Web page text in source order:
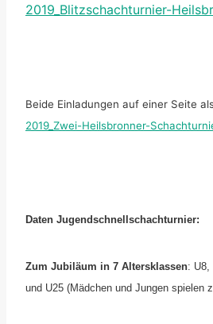
2019_Blitzschachturnier-
Beide Einladungen auf einer Seite
2019_Zwei-Heilsbronner-
Daten Jugendschnellschachturnier:
Zum Jubiläum in 7 Altersklassen: U8,
und U25 (Mädchen und Jungen spielen